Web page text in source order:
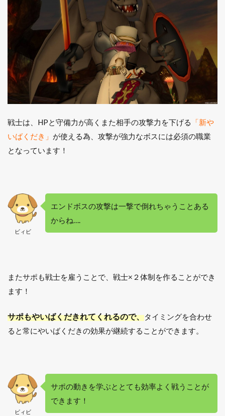
戦士は、HPと守備力が高くまた相手の攻撃力を下げる
「新や
いばくだき」 が使える為、攻撃が強力なボスには必須の職業
となっています！
ビィビ
エンドボスの攻撃は一撃で倒れちゃうことある
からね….
またサポも戦士を雇うことで、戦士×２体制を作ることができ
ます！
サポもやいばくだきれてくれるので、タイミングを合わせ
ると常にやいばくだきの効果が継続することができます。
ビィビ
サポの動きを学ぶととても効率よく戦うことが
できます！